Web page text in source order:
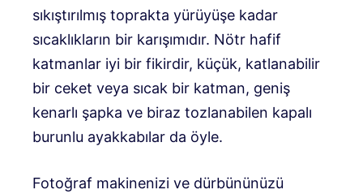
sıkıştırılmış toprakta yürüyüşe kadar
sıcaklıkların bir karışımıdır. Nötr hafif
katmanlar iyi bir fikirdir, küçük, katlanabilir
bir ceket veya sıcak bir katman, geniş
kenarlı şapka ve biraz tozlanabilen kapalı
burunlu ayakkabılar da öyle.
Fotoğraf makinenizi ve dürbününüzü